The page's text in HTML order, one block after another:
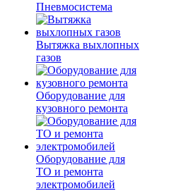
Пневмосистема
Вытяжка выхлопных
газов
Оборудование для
кузовного ремонта
Оборудование для
ТО и ремонта
электромобилей